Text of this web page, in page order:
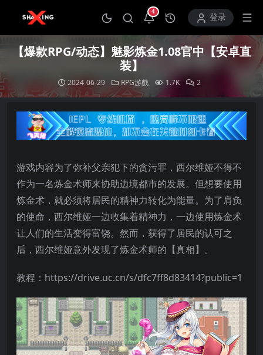
4
打开通知中心登录
【爆款RPG/动态】魅影炼金1.08官中【安卓直
装】
2024-06-29 RPG游戲 1.7K 2
游戏内容为了弥补父亲犯下的贪污罪，西尔维娅不得不
作为一名炼金术师来协助边境都市的发展。但想要使用
炼金术，就必须将居民的精神力转化为能量。为了肩负
的使命，西尔维娅一边收集着精神力，一边使用炼金术
让人们的生活变得富饶。然而，获得了居民的认可之
后，西尔维娅意外发现了炼金术师的【真相】。
教程：https://drive.uc.cn/s/dfc7ff8d83414?public=1